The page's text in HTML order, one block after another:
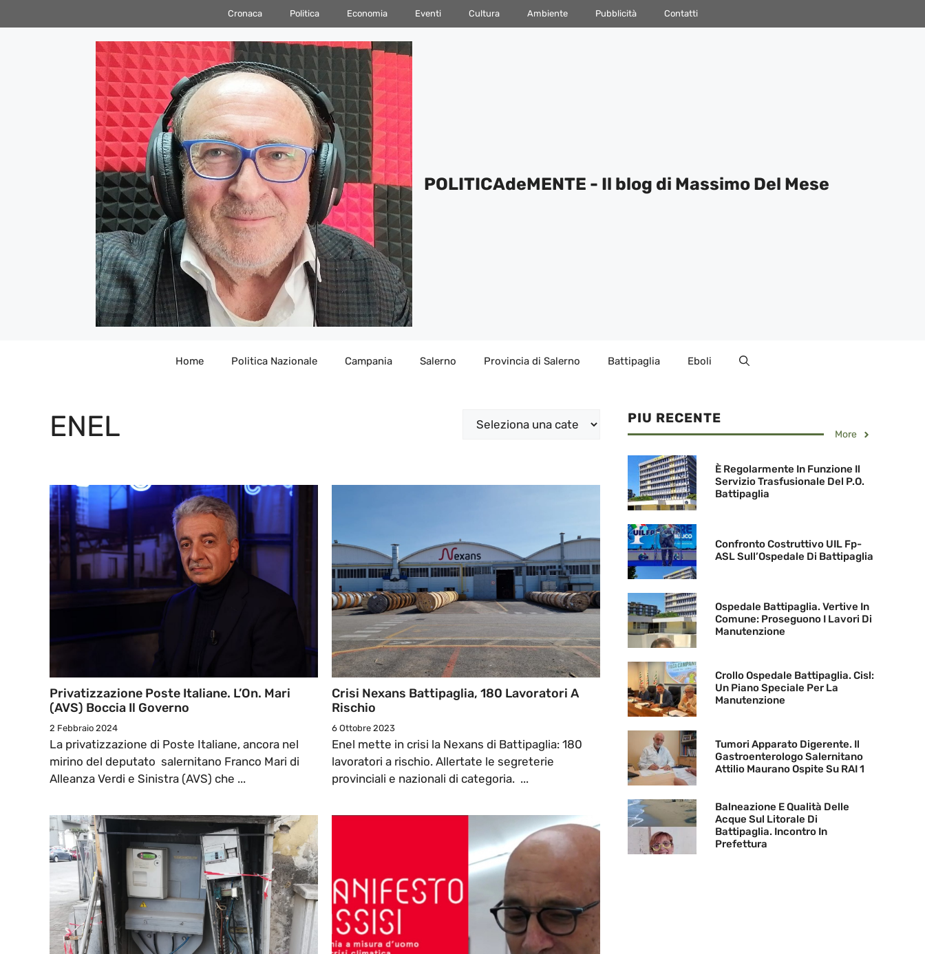
al
Cronaca Politica Economia Eventi Cultura Ambiente Pubblicità Contatti
POLITICAdeMENTE - Il blog di Massimo Del Mese
Home Politica Nazionale Campania Salerno Provincia di Salerno Battipaglia Eboli
ENEL Categorie
Privatizzazione Poste Italiane. L’On. Mari
(AVS) Boccia Il Governo
2 Febbraio 2024
La privatizzazione di Poste Italiane, ancora nel
mirino del deputato salernitano Franco Mari di
Alleanza Verdi e Sinistra (AVS) che ...
Crisi Nexans Battipaglia, 180 Lavoratori A
Rischio
6 Ottobre 2023
Enel mette in crisi la Nexans di Battipaglia: 180
lavoratori a rischio. Allertate le segreterie
provinciali e nazionali di categoria. ...
PIU RECENTE
More
È Regolarmente In Funzione Il
Servizio Trasfusionale Del P.O.
Battipaglia
Confronto Costruttivo UIL Fp-
ASL Sull’Ospedale Di Battipaglia
Ospedale Battipaglia. Vertive In
Comune: Proseguono I Lavori Di
Manutenzione
Crollo Ospedale Battipaglia. Cisl:
Un Piano Speciale Per La
Manutenzione
Tumori Apparato Digerente. Il
Gastroenterologo Salernitano
Attilio Maurano Ospite Su RAI 1
Balneazione E Qualità Delle
Acque Sul Litorale Di
Battipaglia. Incontro In
Prefettura